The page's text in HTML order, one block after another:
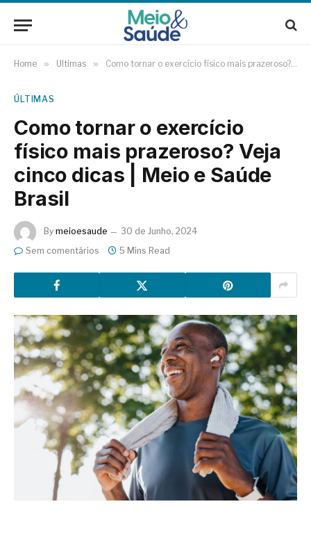
Home » Últimas » Como tornar o exercício físico mais prazeroso? Veja cinco dicas | Meio e Saúde Brasil
ÚLTIMAS
Como tornar o exercício
físico mais prazeroso? Veja
cinco dicas | Meio e Saúde
Brasil
By meioesaude
30 de Junho, 2024
Sem comentários
5 Mins Read